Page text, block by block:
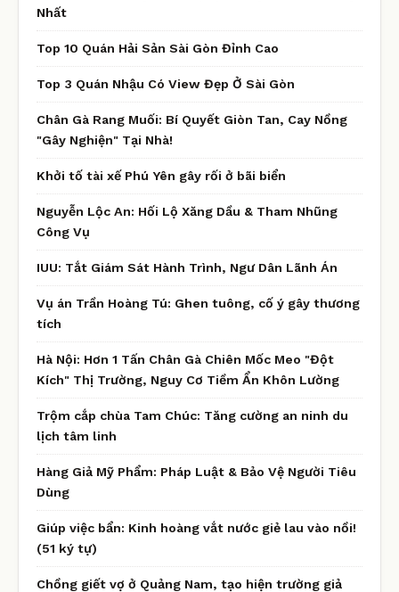
Nhất
Top 10 Quán Hải Sản Sài Gòn Đỉnh Cao
Top 3 Quán Nhậu Có View Đẹp Ở Sài Gòn
Chân Gà Rang Muối: Bí Quyết Giòn Tan, Cay Nồng
"Gây Nghiện" Tại Nhà!
Khởi tố tài xế Phú Yên gây rối ở bãi biển
Nguyễn Lộc An: Hối Lộ Xăng Dầu & Tham Nhũng
Công Vụ
IUU: Tắt Giám Sát Hành Trình, Ngư Dân Lãnh Án
Vụ án Trần Hoàng Tú: Ghen tuông, cố ý gây thương
tích
Hà Nội: Hơn 1 Tấn Chân Gà Chiên Mốc Meo "Đột
Kích" Thị Trường, Nguy Cơ Tiềm Ẩn Khôn Lường
Trộm cắp chùa Tam Chúc: Tăng cường an ninh du
lịch tâm linh
Hàng Giả Mỹ Phẩm: Pháp Luật & Bảo Vệ Người Tiêu
Dùng
Giúp việc bẩn: Kinh hoàng vắt nước giẻ lau vào nồi!
(51 ký tự)
Chồng giết vợ ở Quảng Nam, tạo hiện trường giả